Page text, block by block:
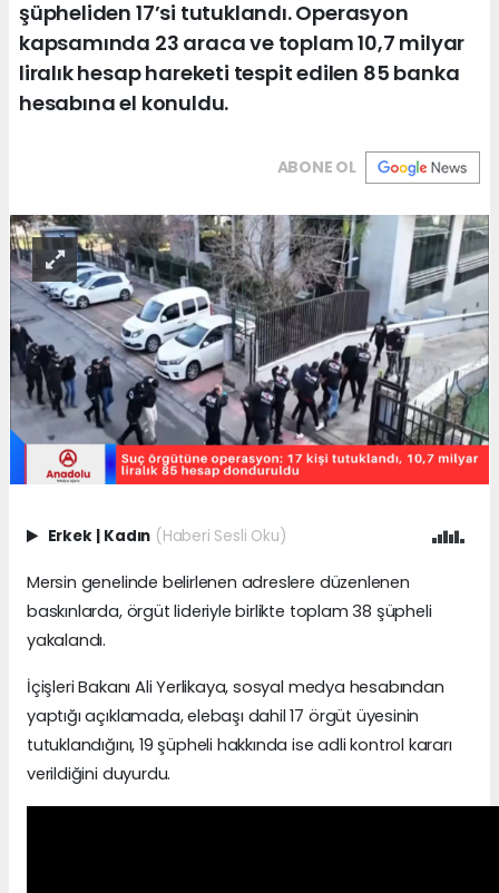
şüpheliden 17’si tutuklandı. Operasyon
kapsamında 23 araca ve toplam 10,7 milyar
liralık hesap hareketi tespit edilen 85 banka
hesabına el konuldu.
ABONE OL
Erkek | Kadın (Haberi Sesli Oku)
Mersin genelinde belirlenen adreslere düzenlenen
baskınlarda, örgüt lideriyle birlikte toplam 38 şüpheli
yakalandı.
İçişleri Bakanı Ali Yerlikaya, sosyal medya hesabından
yaptığı açıklamada, elebaşı dahil 17 örgüt üyesinin
tutuklandığını, 19 şüpheli hakkında ise adli kontrol kararı
verildiğini duyurdu.